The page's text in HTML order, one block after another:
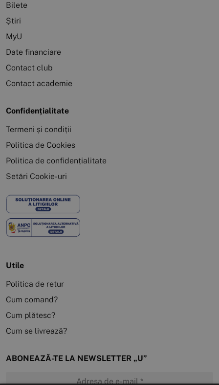
Bilete
Știri
MyU
Date financiare
Contact club
Contact academie
Confidențialitate
Termeni și condiții
Politica de Cookies
Politica de confidențialitate
Setări Cookie-uri
Utile
Politica de retur
Cum comand?
Cum plătesc?
Cum se livrează?
ABONEAZĂ-TE LA NEWSLETTER „U”